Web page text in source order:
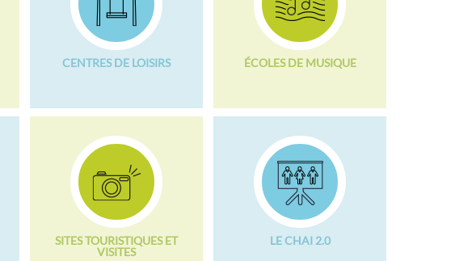
CENTRES DE LOISIRS ÉCOLES DE MUSIQUE
SITES TOURISTIQUES ET
VISITES
LE CHAI 2.0